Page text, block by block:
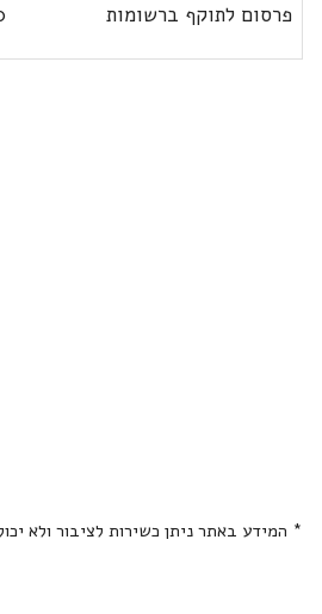
פרסום לתוקף ברשומות
* המידע באתר ניתן כשירות לציבור ולא